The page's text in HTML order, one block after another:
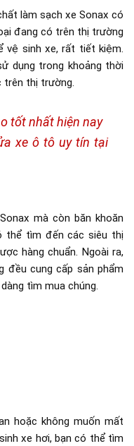
làm sạch xe Sonax có
đang có trên thị trường
vệ sinh xe, rất tiết kiệm.
dụng trong khoảng thời
trên thị trường.
tốt nhất hiện nay
xe ô tô uy tín tại
mà còn băn khoăn
thể tìm đến các siêu thị
hàng chuẩn. Ngoài ra,
đều cung cấp sản phẩm
tìm mua chúng.
hoặc không muốn mất
xe hơi, bạn có thể tìm